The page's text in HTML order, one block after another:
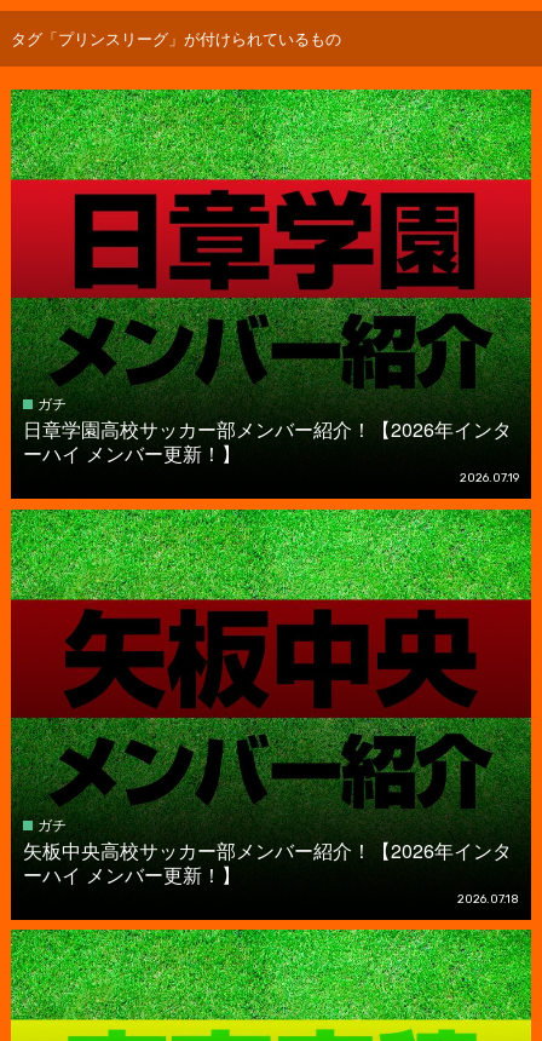
タグ「プリンスリーグ」が付けられているもの
ガチ
日章学園高校サッカー部メンバー紹介！【2026年インタ
ーハイ メンバー更新！】
2026.07.19
ガチ
矢板中央高校サッカー部メンバー紹介！【2026年インタ
ーハイ メンバー更新！】
2026.07.18